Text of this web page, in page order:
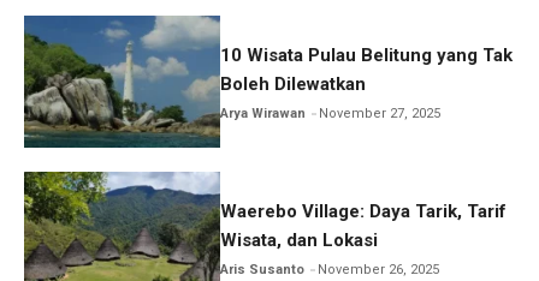
10 Wisata Pulau Belitung yang Tak
Boleh Dilewatkan
Arya Wirawan November 27, 2025
Waerebo Village: Daya Tarik, Tarif
Wisata, dan Lokasi
Aris Susanto November 26, 2025